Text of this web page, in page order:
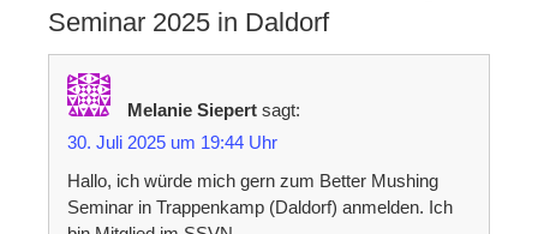
Seminar 2025 in Daldorf
Melanie Siepert sagt:
30. Juli 2025 um 19:44 Uhr
Hallo, ich würde mich gern zum Better Mushing
Seminar in Trappenkamp (Daldorf) anmelden. Ich